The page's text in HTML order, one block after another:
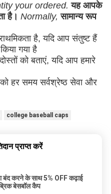
your ordered. यह आपके
है। Normally, सामान्य रूप
है, यदि आप संतुष्ट हैं
गया है
को बताएं, यदि आप हमारे
हर समय सर्वश्रेष्ठ सेवा और
college baseball caps
प्राप्त करें
बंद करने के साथ 5% OFF कढ़ाई
बेसबॉल कैप